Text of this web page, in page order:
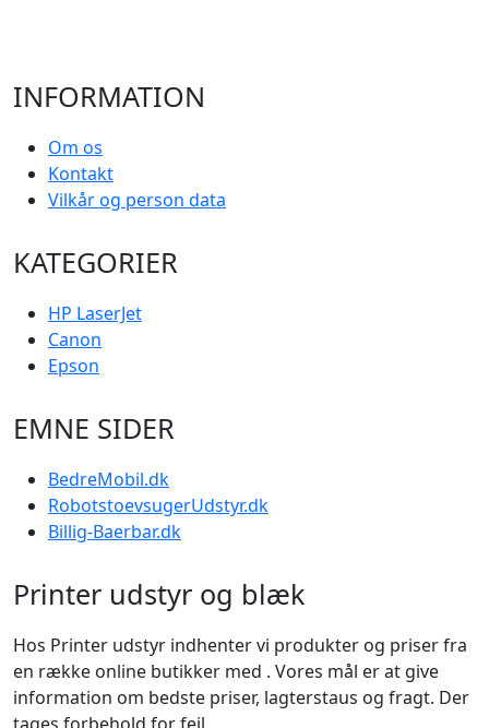
INFORMATION
Om os
Kontakt
Vilkår og person data
KATEGORIER
HP LaserJet
Canon
Epson
EMNE SIDER
BedreMobil.dk
RobotstoevsugerUdstyr.dk
Billig-Baerbar.dk
Printer udstyr og blæk
Hos Printer udstyr indhenter vi produkter og priser fra
en række online butikker med . Vores mål er at give
information om bedste priser, lagterstaus og fragt. Der